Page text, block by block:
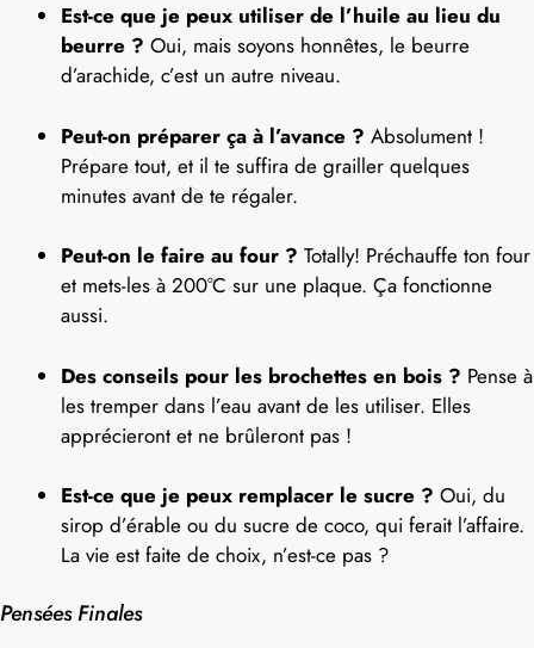
Est-ce que je peux utiliser de l’huile au lieu du
beurre ? Oui, mais soyons honnêtes, le beurre
d’arachide, c’est un autre niveau.
Peut-on préparer ça à l’avance ? Absolument !
Prépare tout, et il te suffira de grailler quelques
minutes avant de te régaler.
Peut-on le faire au four ? Totally! Préchauffe ton four
et mets-les à 200°C sur une plaque. Ça fonctionne
aussi.
Des conseils pour les brochettes en bois ? Pense à
les tremper dans l’eau avant de les utiliser. Elles
apprécieront et ne brûleront pas !
Est-ce que je peux remplacer le sucre ? Oui, du
sirop d’érable ou du sucre de coco, qui ferait l’affaire.
La vie est faite de choix, n’est-ce pas ?
Pensées Finales